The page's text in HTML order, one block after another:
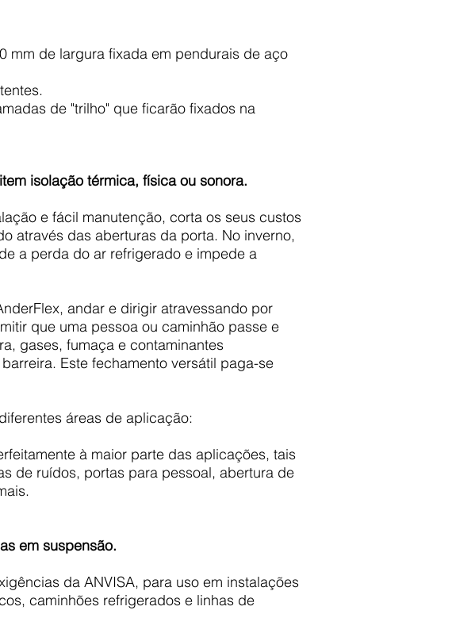
mm de largura fixada em pendurais de aço
de "trilho" que ficarão fixados na
isolação térmica, física ou sonora.
e fácil manutenção, corta os seus custos
através das aberturas da porta. No inverno,
a perda do ar refrigerado e impede a
andar e dirigir atravessando por
que uma pessoa ou caminhão passe e
gases, fumaça e contaminantes
Este fechamento versátil paga-se
áreas de aplicação:
à maior parte das aplicações, tais
de ruídos, portas para pessoal, abertura de
.
em suspensão.
da ANVISA, para uso em instalações
caminhões refrigerados e linhas de